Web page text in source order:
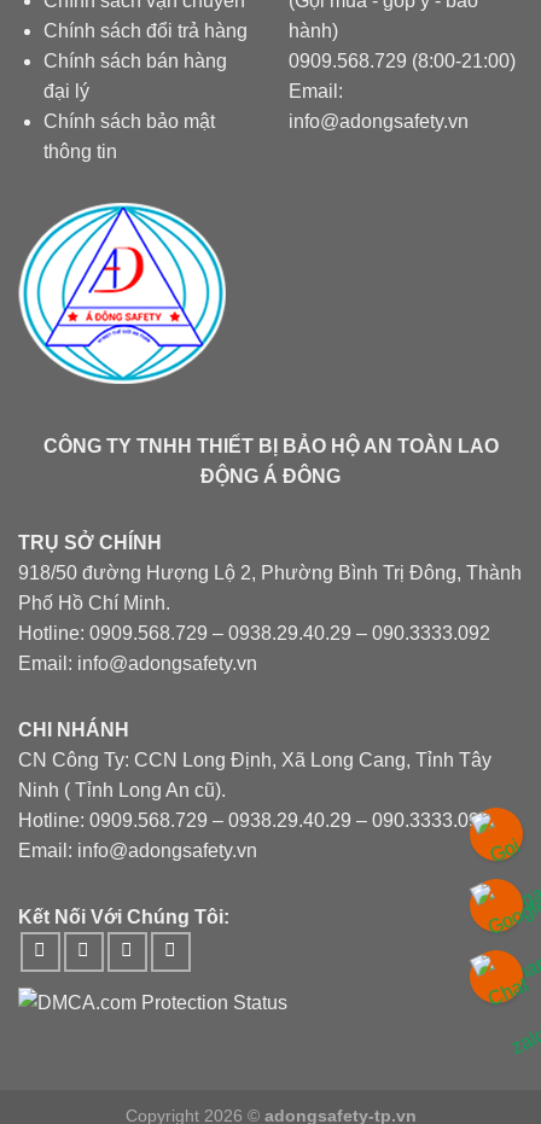
Chính sách đổi trả hàng
Chính sách bán hàng
đại lý
Chính sách bảo mật
thông tin
hành)
0909.568.729 (8:00-21:00)
Email:
info@adongsafety.vn
CÔNG TY TNHH THIẾT BỊ BẢO HỘ AN TOÀN LAO
ĐỘNG Á ĐÔNG
TRỤ SỞ CHÍNH
918/50 đường Hượng Lộ 2, Phường Bình Trị Đông, Thành
Phố Hồ Chí Minh.
Hotline: 0909.568.729 – 0938.29.40.29 – 090.3333.092
Email: info@adongsafety.vn
CHI NHÁNH
CN Công Ty: CCN Long Định, Xã Long Cang, Tỉnh Tây
Ninh ( Tỉnh Long An cũ).
Hotline: 0909.568.729 – 0938.29.40.29 – 090.3333.092
Email: info@adongsafety.vn
Kết Nối Với Chúng Tôi:
Copyright 2026 © adongsafety-tp.vn